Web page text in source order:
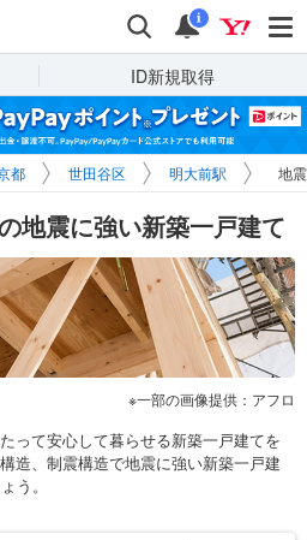
検索 通知
i
ID新規取得
都 世田谷区 明大前駅 地
地震に強い新築一戸建て
一部の画像提供：アフロ
って安心して暮らせる新築一戸建てを
造、制震構造で地震に強い新築一戸建
う。